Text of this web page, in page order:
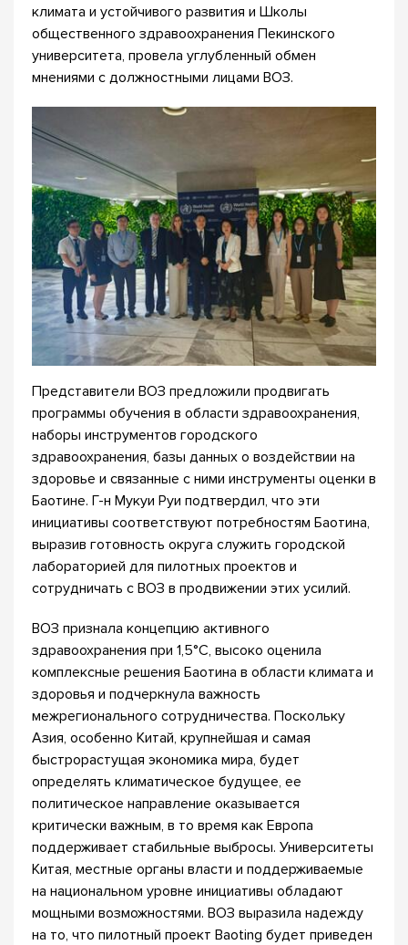
климата и устойчивого развития и Школы
общественного здравоохранения Пекинского
университета, провела углубленный обмен
мнениями с должностными лицами ВОЗ.
Представители ВОЗ предложили продвигать
программы обучения в области здравоохранения,
наборы инструментов городского
здравоохранения, базы данных о воздействии на
здоровье и связанные с ними инструменты оценки в
Баотине. Г-н Мукуи Руи подтвердил, что эти
инициативы соответствуют потребностям Баотина,
выразив готовность округа служить городской
лабораторией для пилотных проектов и
сотрудничать с ВОЗ в продвижении этих усилий.
ВОЗ признала концепцию активного
здравоохранения при 1,5°C, высоко оценила
комплексные решения Баотина в области климата и
здоровья и подчеркнула важность
межрегионального сотрудничества. Поскольку
Азия, особенно Китай, крупнейшая и самая
быстрорастущая экономика мира, будет
определять климатическое будущее, ее
политическое направление оказывается
критически важным, в то время как Европа
поддерживает стабильные выбросы. Университеты
Китая, местные органы власти и поддерживаемые
на национальном уровне инициативы обладают
мощными возможностями. ВОЗ выразила надежду
на то, что пилотный проект Baoting будет приведен